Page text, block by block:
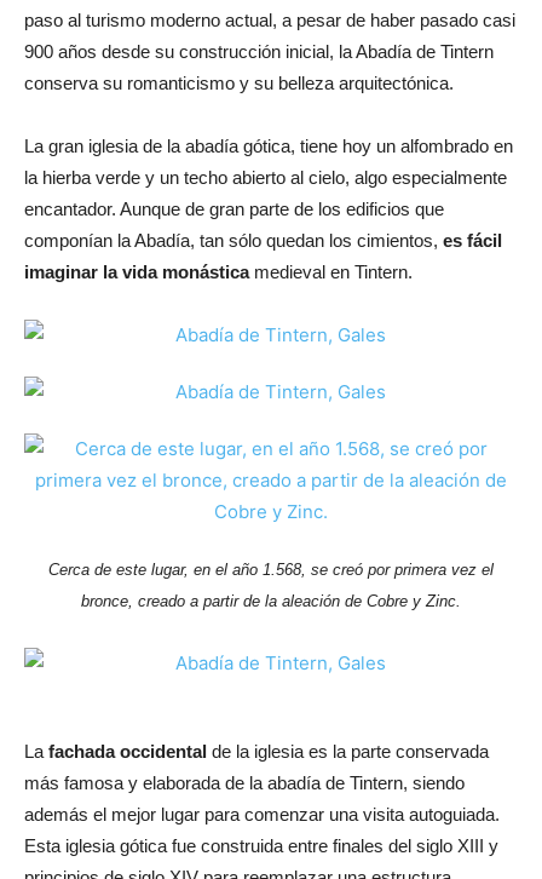
paso al turismo moderno actual, a pesar de haber pasado casi
900 años desde su construcción inicial, la Abadía de Tintern
conserva su romanticismo y su belleza arquitectónica.
La gran iglesia de la abadía gótica, tiene hoy un alfombrado en
la hierba verde y un techo abierto al cielo, algo especialmente
encantador. Aunque de gran parte de los edificios que
componían la Abadía, tan sólo quedan los cimientos, es fácil
imaginar la vida monásticamedieval en Tintern.
Cerca de este lugar, en el año 1.568, se creó por primera vez el
bronce, creado a partir de la aleación de Cobre y Zinc.
La fachada occidental de la iglesia es la parte conservada
más famosa y elaborada de la abadía de Tintern, siendo
además el mejor lugar para comenzar una visita autoguiada.
Esta iglesia gótica fue construida entre finales del siglo XIII y